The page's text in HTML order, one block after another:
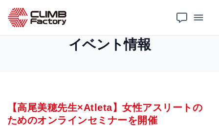
ホーム
イベント情報
【高尾美穂先生×Atleta】女性アスリートの
ためのオンラインセミナーを開催